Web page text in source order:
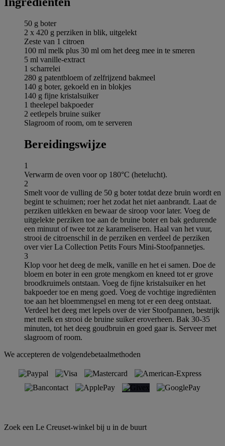
50 g boter
2 x 420 g perziken in blik, uitgelekt
Zeste van 1 citroen
100 ml melk plus 30 ml om het deeg mee in te smeren
5 ml vanille-extract
1 scharrelei
280 g patentbloem of zelfrijzend bakmeel
140 g boter, gekoeld en in blokjes
140 g fijne kristalsuiker
1 theelepel bakpoeder
2 eetlepels bruine suiker
Slagroom of room, om te serveren
Bereidingswijze
1
Verwarm de oven voor op 180°C (hetelucht).
2
Smelt voor de vulling de 50 g boter totdat deze bruin wordt en
begint te schuimen; roer het zodat het niet aanbrandt. Laat de
perziken uitlekken en bewaar de siroop voor later. Voeg de
uitgelekte perziken toe aan de bruine boter en bak gedurende
een minuut of twee tot ze karameliseren. Haal van het vuur,
strooi de citroenschil in de perziken en verdeel de perziken
over vier La Collection Petits Fours Mini-Stoofpannetjes.
3
Klop voor het deeg de melk, vanille en het ei samen. Doe de
bloem en boter in een grote mengkom en kneed tot er grove
broodkruimels ontstaan. Voeg de fijne kristalsuiker en het
bakpoeder toe en meng goed. Voeg de vochtige ingrediënten
toe aan het bloemmengsel en meng tot er een deeg ontstaat.
Verdeel het deeg met lepels over de vier Stoofpannen, bestrijk
met melk en strooi de bruine suiker eroverheen. Bak 30-35
minuten, tot het deeg goudbruin en goed gaar is. Serveer met
slagroom of room.
We accepteren de volgendebetaalmethoden
Zoek een Le Creuset-winkel bij u in de buurt